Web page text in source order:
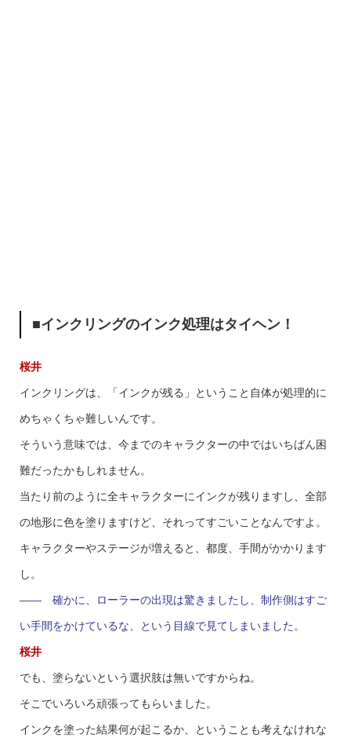
■インクリングのインク処理はタイヘン！
桜井
インクリングは、「インクが残る」ということ自体が処理的に
めちゃくちゃ難しいんです。
そういう意味では、今までのキャラクターの中ではいちばん困
難だったかもしれません。
当たり前のように全キャラクターにインクが残りますし、全部
の地形に色を塗りますけど、それってすごいことなんですよ。
キャラクターやステージが増えると、都度、手間がかかります
し。
—— 確かに、ローラーの出現は驚きましたし、制作側はすご
い手間をかけているな、という目線で見てしまいました。
桜井
でも、塗らないという選択肢は無いですからね。
そこでいろいろ頑張ってもらいました。
インクを塗った結果何が起こるか、ということも考えなけれな